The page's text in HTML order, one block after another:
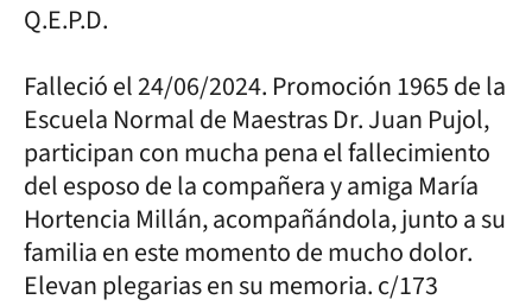
Q.E.P.D.
Falleció el 24/06/2024. Promoción 1965 de la
Escuela Normal de Maestras Dr. Juan Pujol,
participan con mucha pena el fallecimiento
del esposo de la compañera y amiga María
Hortencia Millán, acompañándola, junto a su
familia en este momento de mucho dolor.
Elevan plegarias en su memoria. c/173